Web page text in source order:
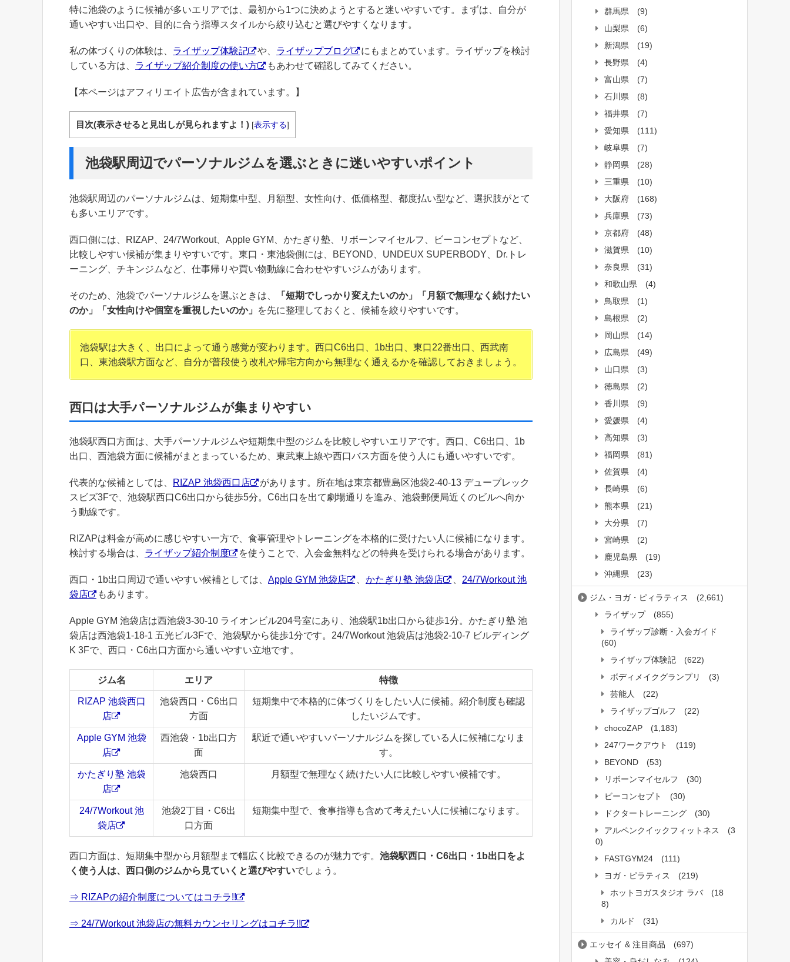
特に池袋のように候補が多いエリアでは、最初から1つに決めようとすると迷いやすいです。まずは、自分が
通いやすい出口や、目的に合う指導スタイルから絞り込むと選びやすくなります。
私の体づくりの体験は、 ライザップ体験記 や、 ライザップブログ
にもまとめています。ライザップを検討
している方は、 ライザップ紹介制度の使い方 もあわせて確認してみてください。
【本ページはアフィリエイト広告が含まれています。】
目次(表示させると見出しが見られますよ！) [表示する]
池袋駅周辺でパーソナルジムを選ぶときに迷いやすいポイント
池袋駅周辺のパーソナルジムは、短期集中型、月額型、女性向け、低価格型、都度払い型など、選択肢がとて
も多いエリアです。
西口側には、RIZAP、24/7Workout、Apple GYM、かたぎり塾、リボーンマイセルフ、ビーコンセプトなど、
比較しやすい候補が集まりやすいです。東口・東池袋側には、BEYOND、UNDEUX SUPERBODY、Dr.トレ
ーニング、チキンジムなど、仕事帰りや買い物動線に合わせやすいジムがあります。
そのため、池袋でパーソナルジムを選ぶときは、
「短期でしっかり変えたいのか」「月額で無理なく続けたい
のか」「女性向けや個室を重視したいのか」
を先に整理しておくと、候補を絞りやすいです。
池袋駅は大きく、出口によって通う感覚が変わります。西口C6出口、1b出口、東口22番出口、西武南
口、東池袋駅方面など、自分が普段使う改札や帰宅方向から無理なく通えるかを確認しておきましょう。
西口は大手パーソナルジムが集まりやすい
池袋駅西口方面は、大手パーソナルジムや短期集中型のジムを比較しやすいエリアです。西口、C6出口、1b
出口、西池袋方面に候補がまとまっているため、東武東上線や西口バス方面を使う人にも通いやすいです。
代表的な候補としては、 RIZAP 池袋西口店
があります。所在地は東京都豊島区池袋2-40-13 デュープレック
スビズ3Fで、池袋駅西口C6出口から徒歩5分。C6出口を出て劇場通りを進み、池袋郵便局近くのビルへ向か
う動線です。
RIZAPは料金が高めに感じやすい一方で、食事管理やトレーニングを本格的に受けたい人に候補になります。
検討する場合は、 ライザップ紹介制度 を使うことで、入会金無料などの特典を受けられる場合があります。
西口・1b出口周辺で通いやすい候補としては、 Apple GYM 池袋店 かたぎり塾 池袋店
24/7Workout 池
袋店
もあります。
Apple GYM 池袋店は西池袋3-30-10 ライオンビル204号室にあり、池袋駅1b出口から徒歩1分。かたぎり塾 池
袋店は西池袋1-18-1 五光ビル3Fで、池袋駅から徒歩1分です。24/7Workout 池袋店は池袋2-10-7 ビルディング
K 3Fで、西口・C6出口方面から通いやすい立地です。
ジム名 エリア 特徴
RIZAP 池袋西口
店
池袋西口・C6出口
方面
短期集中で本格的に体づくりをしたい人に候補。紹介制度も確認
したいジムです。
Apple GYM 池袋
店
西池袋・1b出口方
面
駅近で通いやすいパーソナルジムを探している人に候補になりま
す。
かたぎり塾 池袋
店
池袋西口 月額型で無理なく続けたい人に比較しやすい候補です。
24/7Workout 池
袋店
池袋2丁目・C6出
口方面
短期集中型で、食事指導も含めて考えたい人に候補になります。
西口方面は、短期集中型から月額型まで幅広く比較できるのが魅力です。 池袋駅西口・C6出口・1b出口をよ
く使う人は、西口側のジムから見ていくと選びやすいでしょう。
⇒ RIZAPの紹介制度についてはコチラ!!
⇒ 24/7Workout 池袋店の無料カウンセリングはコチラ!!
群馬県
(9)
山梨県
(6)
新潟県
(19)
長野県
(4)
富山県
(7)
石川県
(8)
福井県
(7)
愛知県
(111)
岐阜県
(7)
静岡県
(28)
三重県
(10)
大阪府
(168)
兵庫県
(73)
京都府
(48)
滋賀県
(10)
奈良県
(31)
和歌山県
(4)
鳥取県
(1)
島根県
(2)
岡山県
(14)
広島県
(49)
山口県
(3)
徳島県
(2)
香川県
(9)
愛媛県
(4)
高知県
(3)
福岡県
(81)
佐賀県
(4)
長崎県
(6)
熊本県
(21)
大分県
(7)
宮崎県
(2)
鹿児島県
(19)
沖縄県
(23)
ジム・ヨガ・ピィラティス
(2,661)
ライザップ
(855)
ライザップ診断・入会ガイド
(60)
ライザップ体験記
(622)
ボディメイクグランプリ
(3)
芸能人
(22)
ライザップゴルフ
(22)
chocoZAP
(1,183)
247ワークアウト
(119)
BEYOND
(53)
リボーンマイセルフ
(30)
ビーコンセプト
(30)
ドクタートレーニング
(30)
アルペンクイックフィットネス
(3
0)
FASTGYM24
(111)
ヨガ・ピラティス
(219)
ホットヨガスタジオ ラバ
(18
8)
カルド
(31)
エッセイ & 注目商品
(697)